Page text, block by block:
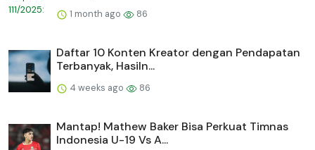
1 month ago 86
Daftar 10 Konten Kreator dengan Pendapatan
Terbanyak, Hasiln...
4 weeks ago 86
Mantap! Mathew Baker Bisa Perkuat Timnas
Indonesia U-19 Vs A...